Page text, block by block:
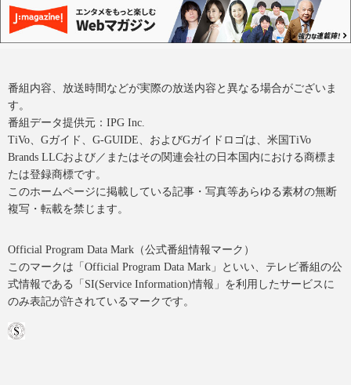
番組内容、放送時間などが実際の放送内容と異なる場合がございま
す。
番組データ提供元：IPG Inc.
TiVo、Gガイド、G-GUIDE、およびGガイドロゴは、米国TiVo
Brands LLCおよび／またはその関連会社の日本国内における商標ま
たは登録商標です。
このホームページに掲載している記事・写真等あらゆる素材の無断
複写・転載を禁じます。
Official Program Data Mark（公式番組情報マーク）
このマークは「Official Program Data Mark」といい、テレビ番組の公
式情報である「SI(Service Information)情報」を利用したサービスに
のみ表記が許されているマークです。